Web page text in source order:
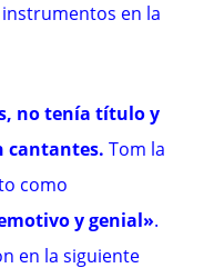
en la
no tenía título y
cantantes. Tom la
como
y genial».
en la siguiente